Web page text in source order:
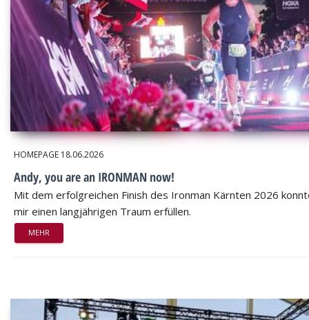
HOMEPAGE 18.06.2026
Andy, you are an IRONMAN now!
Mit dem erfolgreichen Finish des Ironman Kärnten 2026
mir einen langjährigen Traum erfüllen.
MEHR